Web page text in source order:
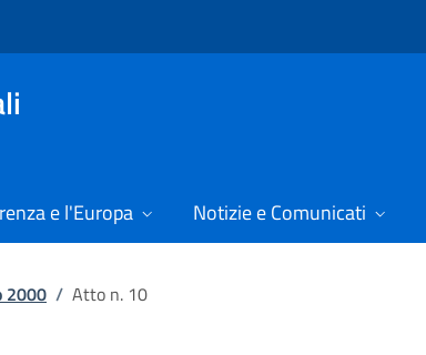
e l'Europa Notizie e Comunicati
2000 / Atto n. 10